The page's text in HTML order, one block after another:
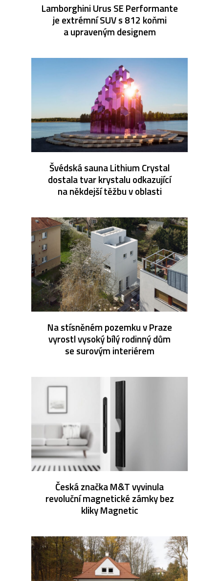
Lamborghini Urus SE Performante
je extrémní SUV s 812 koňmi
a upraveným designem
Švédská sauna Lithium Crystal
dostala tvar krystalu odkazující
na někdejší těžbu v oblasti
Na stísněném pozemku v Praze
vyrostl vysoký bílý rodinný dům
se surovým interiérem
Česká značka M&T vyvinula
revoluční magnetické zámky bez
kliky Magnetic